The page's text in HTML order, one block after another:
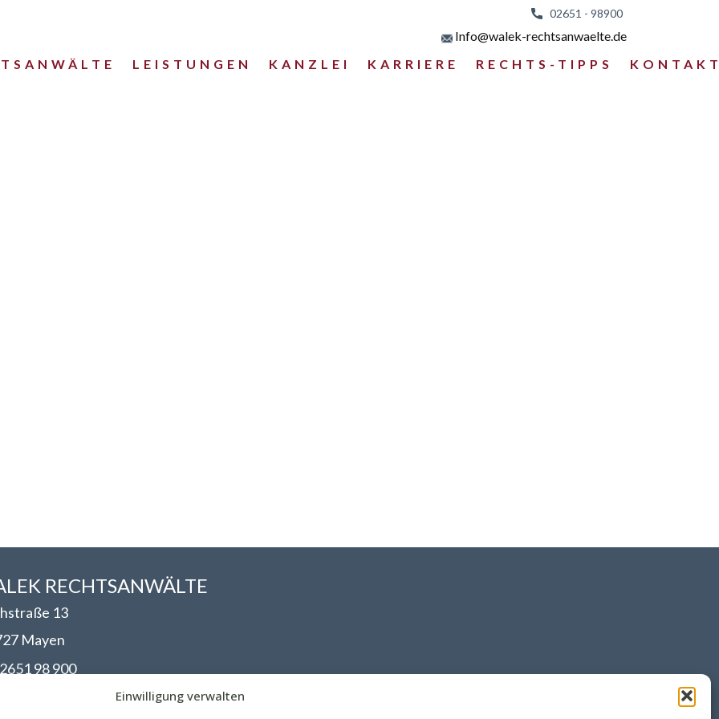
Einwilligung verwalten
02651 - 98900
LEISTUNGEN KANZLEI KARRIERE RECHTS-TIPPS
Info@walek-rechtsanwaelte.de
RECHTSANWÄLT​​E
13
Mayen
98 900
rechtsanwaelte.de